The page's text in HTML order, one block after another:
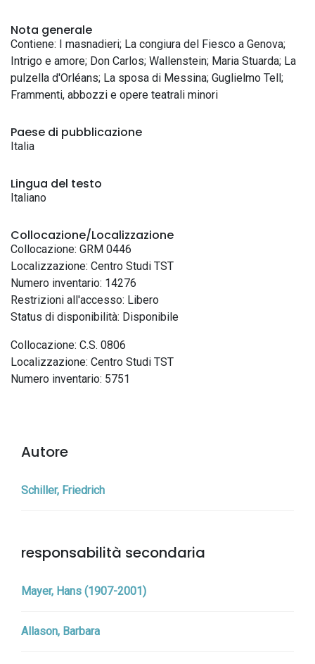
Nota generale
Contiene: I masnadieri; La congiura del Fiesco a Genova;
Intrigo e amore; Don Carlos; Wallenstein; Maria Stuarda; La
pulzella d'Orléans; La sposa di Messina; Guglielmo Tell;
Frammenti, abbozzi e opere teatrali minori
Paese di pubblicazione
Italia
Lingua del testo
Italiano
Collocazione/Localizzazione
Collocazione: GRM 0446
Localizzazione: Centro Studi TST
Numero inventario: 14276
Restrizioni all'accesso: Libero
Status di disponibilità: Disponibile
Collocazione: C.S. 0806
Localizzazione: Centro Studi TST
Numero inventario: 5751
Autore
Schiller, Friedrich
responsabilità secondaria
Mayer, Hans (1907-2001)
Allason, Barbara